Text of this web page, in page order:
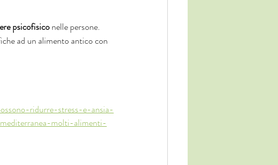
psicofisico nelle persone.
ad un alimento antico con
ridurre-stress-e-ansia-
molti-alimenti-